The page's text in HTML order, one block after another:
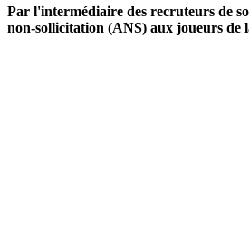
Par l'intermédiaire des recruteurs de
non-sollicitation (ANS) aux joueurs de